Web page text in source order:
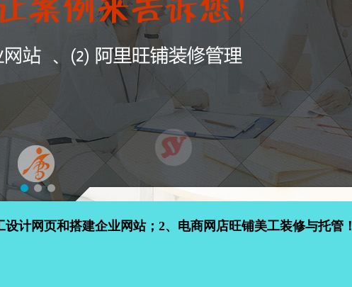
计网页和搭建企业网站；2、电商网店旺铺美工装修与托管！